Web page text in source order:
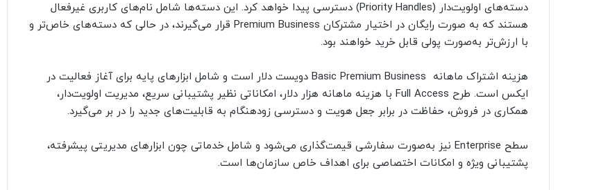
دسته‌های اولویت‌دار (Priority Handles) دسترسی پیدا خواهد کرد. این دسته‌ها شامل نام‌های کاربری غیرفعال
هستند که به صورت رایگان در اختیار مشترکان Premium Business قرار می‌گیرند، در حالی که دسته‌های خاص‌تر و
با ارزش‌تر به‌صورت پولی قابل خرید خواهند بود.
هزینه اشتراک ماهانه Basic Premium Business دویست دلار است و شامل ابزارهای پایه برای آغاز فعالیت در
ایکس است. طرح Full Access با هزینه ماهانه هزار دلار، امکاناتی نظیر پشتیبانی سریع، مدیریت اولویت‌دار،
همکاری در فروش، حفاظت در برابر جعل هویت و دسترسی زودهنگام به قابلیت‌های جدید را در بر می‌گیرد.
سطح Enterprise نیز به‌صورت سفارشی قیمت‌گذاری می‌شود و شامل خدماتی چون ابزارهای مدیریتی پیشرفته،
پشتیبانی ویژه و امکانات اختصاصی برای اهداف خاص سازمان‌ها است.